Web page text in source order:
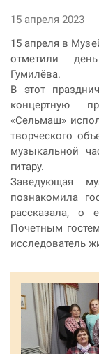
15 апреля 2023
15 апреля в
отметили
Гумилёва.
В этот
концертную
«Сельмаш»
творческого
музыкальной
гитару.
Заведующая
познакомила
рассказала, о
Почетным
исследователь